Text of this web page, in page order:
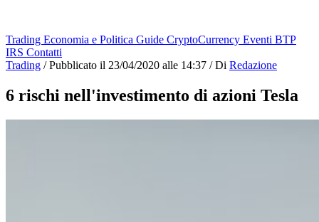
Trading Economia e Politica Guide CryptoCurrency Eventi BTP
IRS Contatti
Trading / Pubblicato il 23/04/2020 alle 14:37 / Di Redazione
6 rischi nell'investimento di azioni Tesla